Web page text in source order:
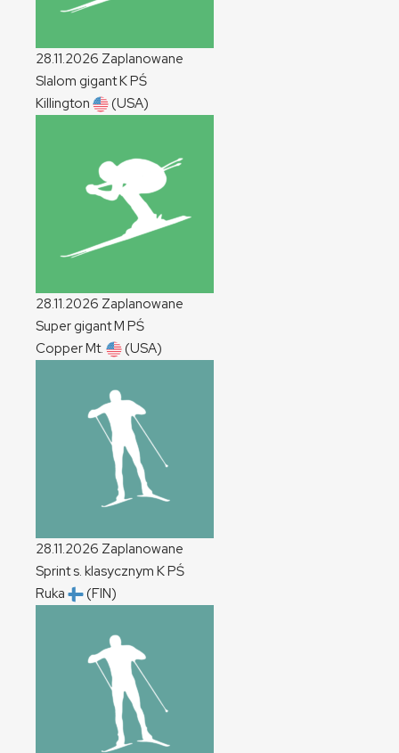
28.11.2026 Zaplanowane
Slalom gigantKPŚ
Killington
(USA)
28.11.2026 Zaplanowane
Super gigantM PŚ
Copper Mt.
(USA)
28.11.2026 Zaplanowane
Sprint s. klasycznym KPŚ
Ruka
(FIN)